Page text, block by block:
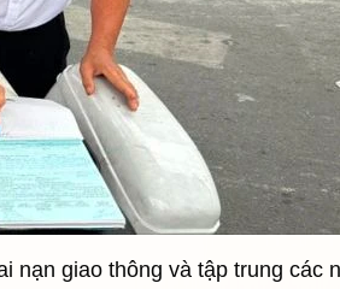
nạn giao thông và tập trung các